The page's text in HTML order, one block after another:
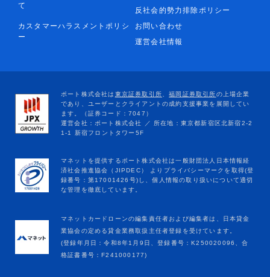
て
反社会的勢力排除ポリシー
カスタマーハラスメントポリシ
ー
お問い合わせ
運営会社情報
マネットカードローンの編集責任者および編集者は、日本貸金
業協会の定める貸金業務取扱主任者登録を受けています。
(登録年月日：令和8年1月9日、登録番号：K250020096、合
格証書番号：F241000177)